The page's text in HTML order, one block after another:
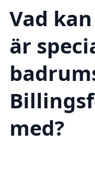
Vad
är
med?